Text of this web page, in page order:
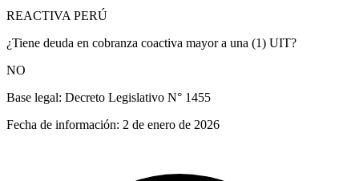
REACTIVA PERÚ
¿Tiene deuda en cobranza coactiva mayor a una (1) UIT?
NO
Base legal: Decreto Legislativo N° 1455
Fecha de información: 2 de enero de 2026